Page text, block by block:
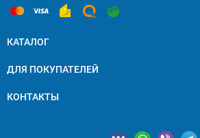
КАТАЛОГ
ДЛЯ ПОКУПАТЕЛЕЙ
КОНТАКТЫ